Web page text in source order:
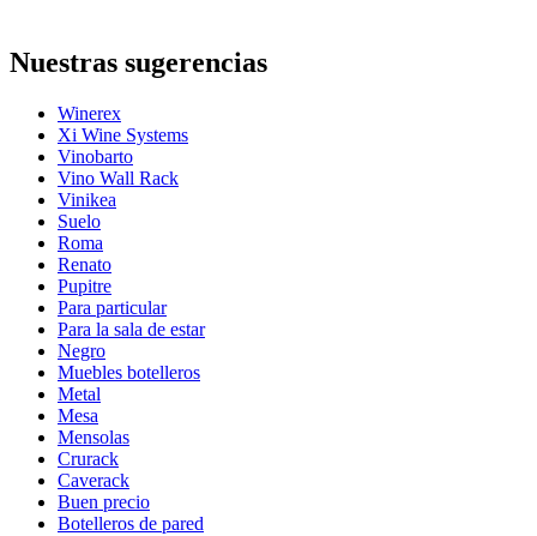
Mira ejemplos de decoración con botelleros WINEREX
aquí.
Crea tu propia composición con estos módulos con nuestra
herramienta online para decorar salas de vino (se abre en
una ventana nueva y requiere la instalación de flash)
Número de productoBX2516
General
EntregaEnsamblado
ColocaciónSuelo
Modular
Botellas
Número de botellas (Burdeos, máx)
Tipo de botella
Dimensiones (AnxAlxP cm)
Altura (cm)105
Ancho (cm)
Profundidad (cm)
Peso (kg)
Nuestras sugerencias
Winerex
Xi Wine Systems
Vinobarto
Vino Wall Rack
Vinikea
Suelo
Roma
Renato
Pupitre
Para particular
Para la sala de estar
Negro
Muebles botelleros
Metal
Mesa
Mensolas
Crurack
Caverack
Buen precio
Botelleros de pared